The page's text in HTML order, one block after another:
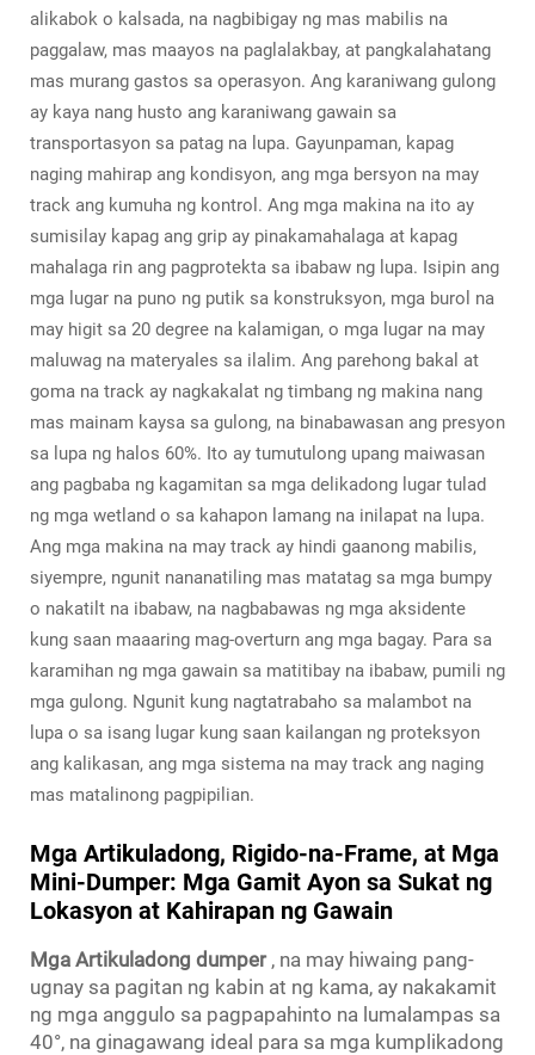
alikabok o kalsada, na nagbibigay ng mas mabilis na
paggalaw, mas maayos na paglalakbay, at pangkalahatang
mas murang gastos sa operasyon. Ang karaniwang gulong
ay kaya nang husto ang karaniwang gawain sa
transportasyon sa patag na lupa. Gayunpaman, kapag
naging mahirap ang kondisyon, ang mga bersyon na may
track ang kumuha ng kontrol. Ang mga makina na ito ay
sumisilay kapag ang grip ay pinakamahalaga at kapag
mahalaga rin ang pagprotekta sa ibabaw ng lupa. Isipin ang
mga lugar na puno ng putik sa konstruksyon, mga burol na
may higit sa 20 degree na kalamigan, o mga lugar na may
maluwag na materyales sa ilalim. Ang parehong bakal at
goma na track ay nagkakalat ng timbang ng makina nang
mas mainam kaysa sa gulong, na binabawasan ang presyon
sa lupa ng halos 60%. Ito ay tumutulong upang maiwasan
ang pagbaba ng kagamitan sa mga delikadong lugar tulad
ng mga wetland o sa kahapon lamang na inilapat na lupa.
Ang mga makina na may track ay hindi gaanong mabilis,
siyempre, ngunit nananatiling mas matatag sa mga bumpy
o nakatilt na ibabaw, na nagbabawas ng mga aksidente
kung saan maaaring mag-overturn ang mga bagay. Para sa
karamihan ng mga gawain sa matitibay na ibabaw, pumili ng
mga gulong. Ngunit kung nagtatrabaho sa malambot na
lupa o sa isang lugar kung saan kailangan ng proteksyon
ang kalikasan, ang mga sistema na may track ang naging
mas matalinong pagpipilian.
Mga Artikuladong, Rigido-na-Frame, at Mga
Mini-Dumper: Mga Gamit Ayon sa Sukat ng
Lokasyon at Kahirapan ng Gawain
Mga Artikuladong dumper , na may hiwaing pang-
ugnay sa pagitan ng kabin at ng kama, ay nakakamit
ng mga anggulo sa pagpapahinto na lumalampas sa
40°, na ginagawang ideal para sa mga kumplikadong